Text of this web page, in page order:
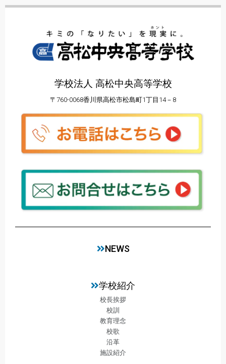
学校法人 高松中央高等学校
〒760-0068香川県高松市松島町1丁目14－8
NEWS
学校紹介
校長挨拶
校訓
教育理念
校歌
沿革
施設紹介